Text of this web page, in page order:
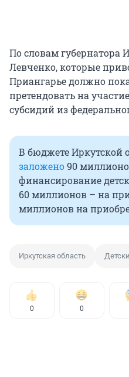
По словам губернатора
Левченко, которые
Приангарье должно
претендовать на
субсидий из
В бюджете Иркутской
заложено90
финансирование
60 миллионов – на
миллионов на
Иркутская область
0 0